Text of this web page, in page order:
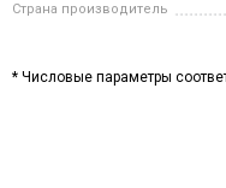
Страна производитель
* Числовые параметры